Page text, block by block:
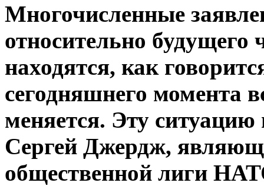
Многочисленные
относительно
находятся, как
сегодняшнего момента
меняется. Эту
Сергей Джердж,
общественной лиги